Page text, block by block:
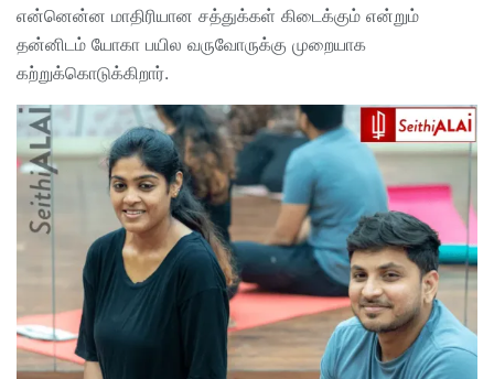
என்னென்ன மாதிரியான சத்துக்கள் கிடைக்கும் என்றும்
தன்னிடம் யோகா பயில வருவோருக்கு முறையாக
கற்றுக்கொடுக்கிறார்.